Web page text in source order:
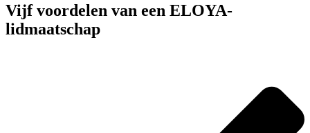
Vijf voordelen van een ELOYA-
lidmaatschap